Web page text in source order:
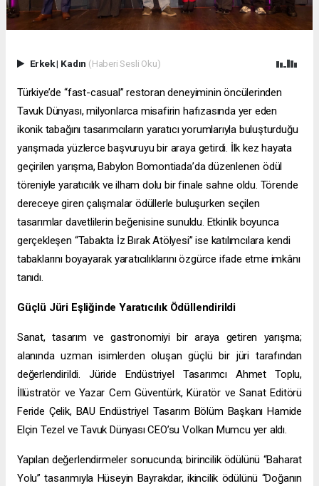
Erkek| Kadın (Haberi Sesli Oku)
Türkiye’de “fast-casual” restoran deneyiminin öncülerinden
Tavuk Dünyası, milyonlarca misafirin hafızasında yer eden
ikonik tabağını tasarımcıların yaratıcı yorumlarıyla buluşturduğu
yarışmada yüzlerce başvuruyu bir araya getirdi. İlk kez hayata
geçirilen yarışma, Babylon Bomontiada’da düzenlenen ödül
töreniyle yaratıcılık ve ilham dolu bir finale sahne oldu. Törende
dereceye giren çalışmalar ödüllerle buluşurken seçilen
tasarımlar davetlilerin beğenisine sunuldu. Etkinlik boyunca
gerçekleşen “Tabakta İz Bırak Atölyesi” ise katılımcılara kendi
tabaklarını boyayarak yaratıcılıklarını özgürce ifade etme imkânı
tanıdı.
Güçlü Jüri Eşliğinde Yaratıcılık Ödüllendirildi
Sanat, tasarım ve gastronomiyi bir araya getiren yarışma;
alanında uzman isimlerden oluşan güçlü bir jüri tarafından
değerlendirildi. Jüride Endüstriyel Tasarımcı Ahmet Toplu,
İllüstratör ve Yazar Cem Güventürk, Küratör ve Sanat Editörü
Feride Çelik, BAU Endüstriyel Tasarım Bölüm Başkanı Hamide
Elçin Tezel ve Tavuk Dünyası CEO’su Volkan Mumcu yer aldı.
Yapılan değerlendirmeler sonucunda; birincilik ödülünü “Baharat
Yolu” tasarımıyla Hüseyin Bayrakdar, ikincilik ödülünü “Doğanın